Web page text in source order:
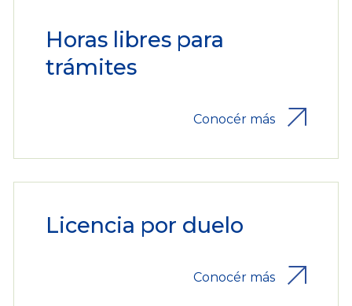
Horas libres para
trámites
Conocér más
Licencia por duelo
Conocér más